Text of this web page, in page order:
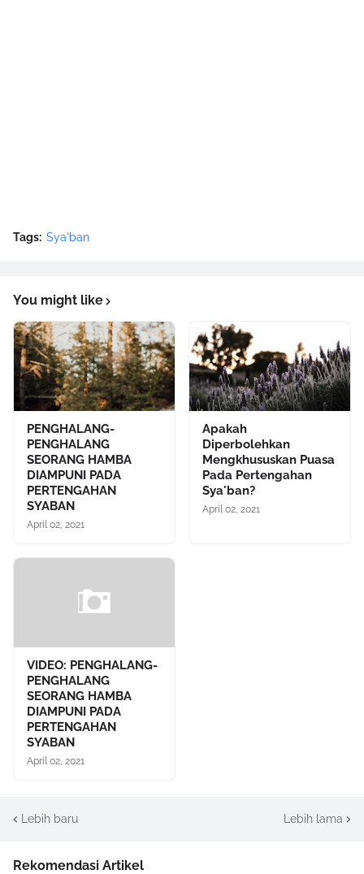
Tags: Sya'ban
You might like
PENGHALANG-
PENGHALANG
SEORANG HAMBA
DIAMPUNI PADA
PERTENGAHAN
SYABAN
April 02, 2021
Apakah
Diperbolehkan
Mengkhususkan Puasa
Pada Pertengahan
Sya'ban?
April 02, 2021
VIDEO: PENGHALANG-
PENGHALANG
SEORANG HAMBA
DIAMPUNI PADA
PERTENGAHAN
SYABAN
April 02, 2021
Lebih baru Lebih lama
Rekomendasi Artikel